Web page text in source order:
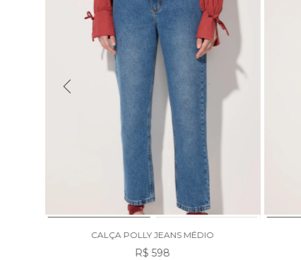
CALÇA POLLY JEANS MÉDIO
R$ 598